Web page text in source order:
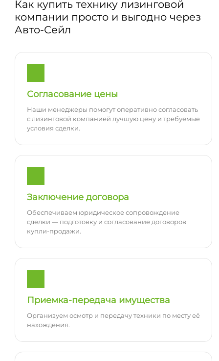
Как купить технику лизинговой
компании просто и выгодно через
Авто-Сейл
Согласование цены
Наши менеджеры помогут оперативно согласовать
с лизинговой компанией лучшую цену и требуемые
условия сделки.
Заключение договора
Обеспечиваем юридическое сопровождение
сделки — подготовку и согласование договоров
купли-продажи.
Приемка-передача имущества
Организуем осмотр и передачу техники по месту её
нахождения.